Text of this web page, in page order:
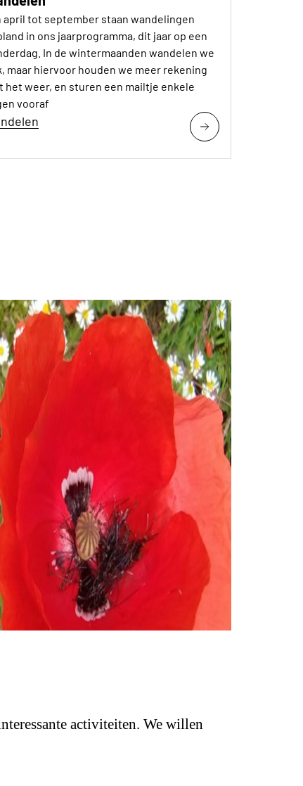
april tot september staan wandelingen
in ons jaarprogramma, dit jaar op een
In de wintermaanden wandelen we
maar hiervoor houden we meer rekening
het weer, en sturen een mailtje enkele
vooraf
activiteiten. We willen